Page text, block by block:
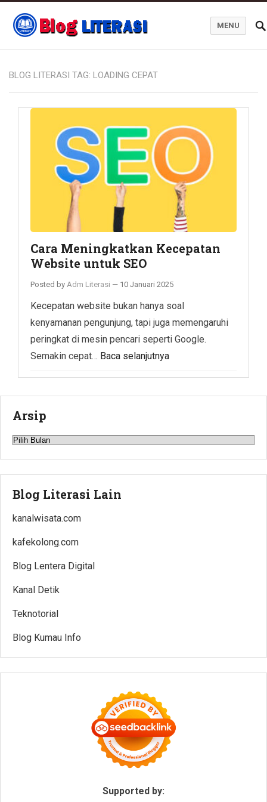
MENU
BLOG LITERASI TAG: LOADING CEPAT
Cara Meningkatkan Kecepatan
Website untuk SEO
Posted by Adm Literasi — 10 Januari 2025
Kecepatan website bukan hanya soal
kenyamanan pengunjung, tapi juga memengaruhi
peringkat di mesin pencari seperti Google.
Semakin cepat… Baca selanjutnya
Arsip
Arsip
Blog Literasi Lain
kanalwisata.com
kafekolong.com
Blog Lentera Digital
Kanal Detik
Teknotorial
Blog Kumau Info
Supported by: